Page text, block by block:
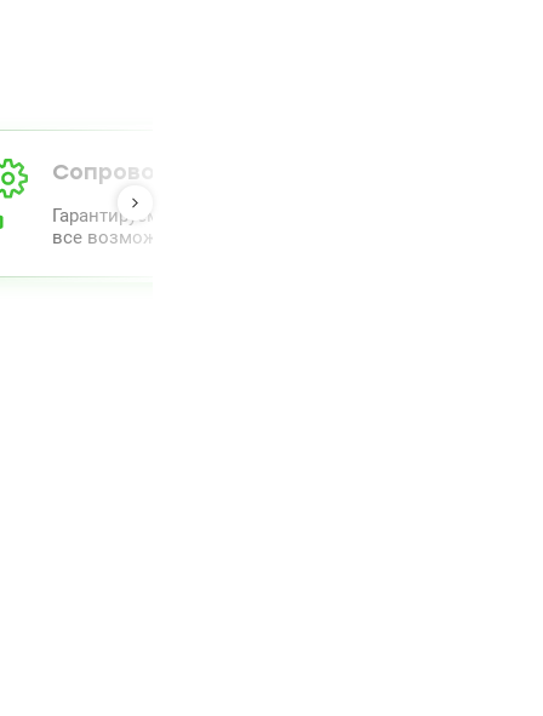
Сопровождение от А до Я
Гарантируем полный комлпекс сопровождения и
все возможное для облегчения процесса.